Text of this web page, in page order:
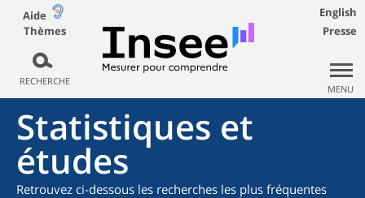
Aide
Thèmes
RECHERCHE
English
Presse
MENU
Statistiques et
études
Retrouvez ci-dessous les recherches les plus fréquentes